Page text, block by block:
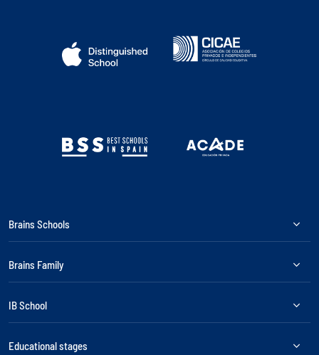
Brains Schools
Brains Family
IB School
Educational stages